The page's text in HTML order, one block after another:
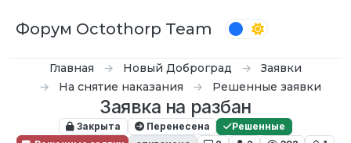
Форум Octothorp Team
Главная Новый Доброград
Заявки
На снятие наказания
Решенные заявки
Заявка на разбан
Закрыта Перенесена
Решенные